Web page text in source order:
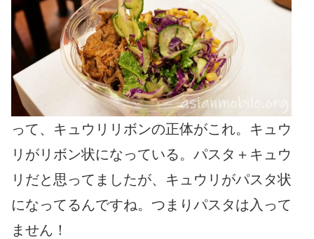
って、キュウリリボンの正体がこれ。キュウ
リがリボン状になっている。パスタ＋キュウ
リだと思ってましたが、キュウリがパスタ状
になってるんですね。つまりパスタは入って
ません！